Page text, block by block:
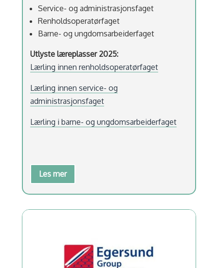
Service- og administrasjonsfaget
Renholdsoperatørfaget
Barne- og ungdomsarbeiderfaget
Utlyste læreplasser 2025:
Lærling innen renholdsoperatørfaget
Lærling innen service- og
administrasjonsfaget
Lærling i barne- og ungdomsarbeiderfaget
Les mer